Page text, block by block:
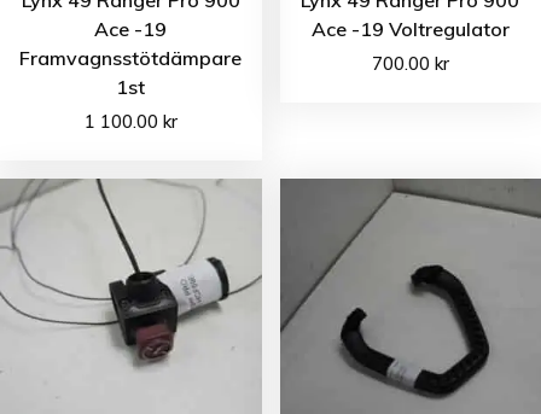
Ace -19
Framvagnsstötdämpare
1st
1 100.00 kr
Ace -19 Voltregulator
700.00 kr